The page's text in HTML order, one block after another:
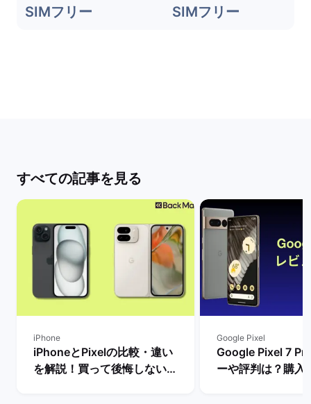
SIMフリー SIMフリー
すべての記事を見る
iPhone
iPhoneとPixelの比較・違い
を解説！買って後悔しない機
Google Pixel
Google Pixel 7
ーや評判は？購入